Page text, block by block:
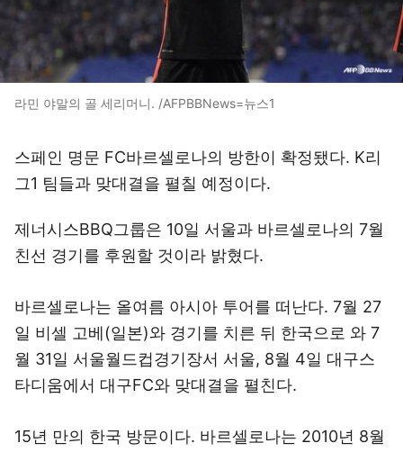
라민 야말의 골 세리머니. /AFPBBNews=뉴스1
스페인 명문 FC바르셀로나의 방한이 확정됐다. K리
그1 팀들과 맞대결을 펼칠 예정이다.
제너시스BBQ그룹은 10일 서울과 바르셀로나의 7월
친선 경기를 후원할 것이라 밝혔다.
바르셀로나는 올여름 아시아 투어를 떠난다. 7월 27
일 비셀 고베(일본)와 경기를 치른 뒤 한국으로 와 7
월 31일 서울월드컵경기장서 서울, 8월 4일 대구스
타디움에서 대구FC와 맞대결을 펼친다.
15년 만의 한국 방문이다. 바르셀로나는 2010년 8월